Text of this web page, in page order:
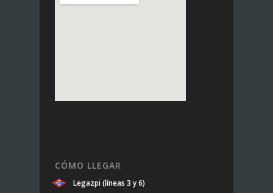
CÓMO LLEGAR
Legazpi (líneas 3 y 6)